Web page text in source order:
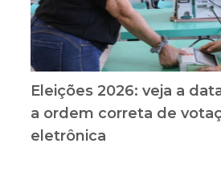
Eleições 2026: veja a
a ordem correta de
eletrônica